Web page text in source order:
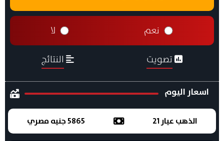
نعم لا
تصويت النتائج
اسعار اليوم
الذهب عيار 21 5865 جنيه مصري